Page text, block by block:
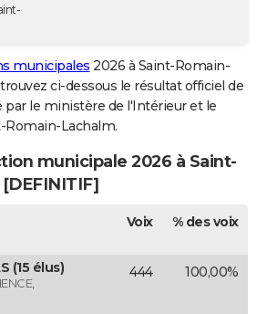
municipales 2026 à Saint-Romain-
ci-dessous le résultat officiel de
le ministère de l'Intérieur et le
Romain-Lachalm.
municipale 2026 à Saint-
Voix % des voix
(15 élus) 444 100,00%